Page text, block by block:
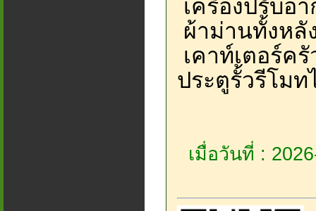
เครื่องปรับอ
ผ้าม่านทั้งหลั
เคาท์เตอร์ค
ประตูรั้วรีโม
เมื่อวันที่ :